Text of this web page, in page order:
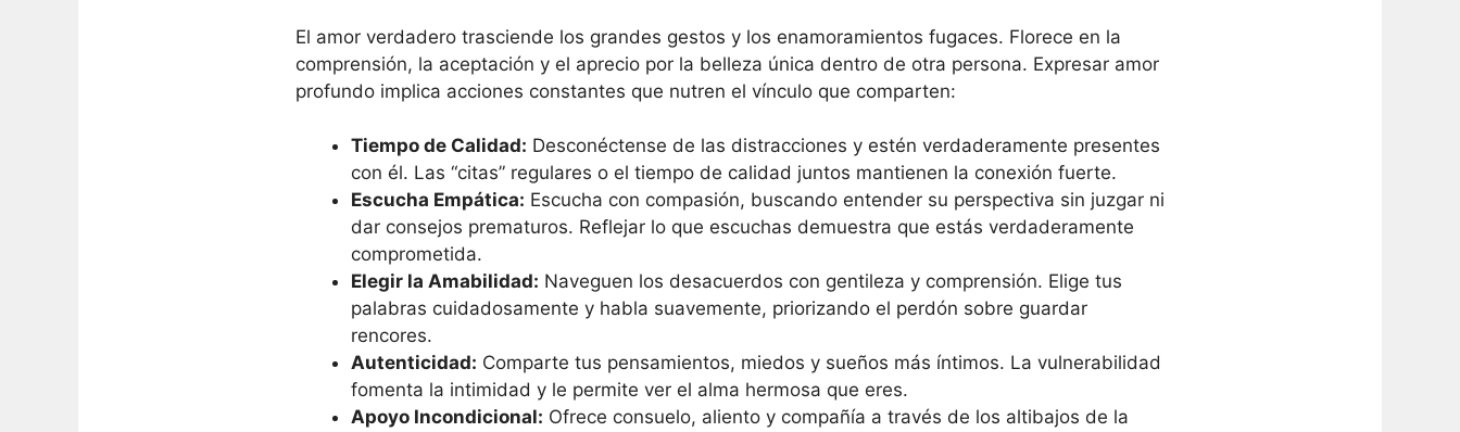
El amor verdadero trasciende los grandes gestos y los enamoramientos fugaces. Florece en la
comprensión, la aceptación y el aprecio por la belleza única dentro de otra persona. Expresar amor
profundo implica acciones constantes que nutren el vínculo que comparten:
Tiempo de Calidad: Desconéctense de las distracciones y estén verdaderamente presentes
con él. Las “citas” regulares o el tiempo de calidad juntos mantienen la conexión fuerte.
Escucha Empática: Escucha con compasión, buscando entender su perspectiva sin juzgar ni
dar consejos prematuros. Reflejar lo que escuchas demuestra que estás verdaderamente
comprometida.
Elegir la Amabilidad: Naveguen los desacuerdos con gentileza y comprensión. Elige tus
palabras cuidadosamente y habla suavemente, priorizando el perdón sobre guardar
rencores.
Autenticidad: Comparte tus pensamientos, miedos y sueños más íntimos. La vulnerabilidad
fomenta la intimidad y le permite ver el alma hermosa que eres.
Apoyo Incondicional: Ofrece consuelo, aliento y compañía a través de los altibajos de la